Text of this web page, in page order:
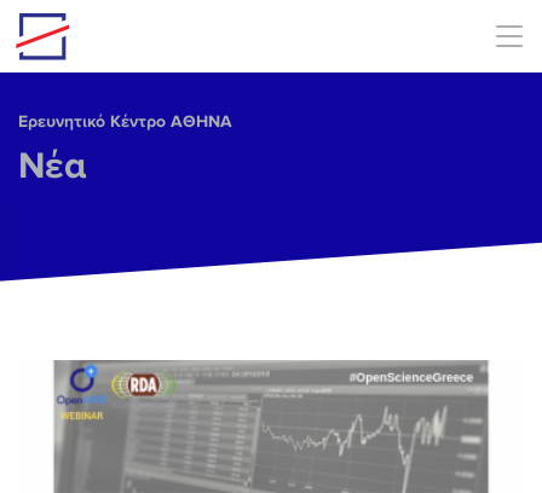
Skip to main content
Ερευνητικό Κέντρο ΑΘΗΝΑ
Νέα